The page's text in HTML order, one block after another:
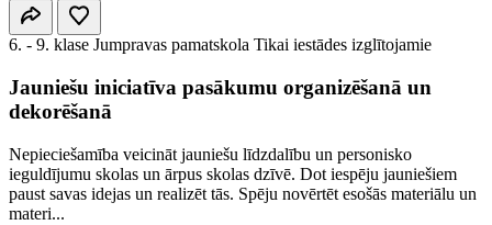
6. - 9. klase Jumpravas pamatskola Tikai iestādes izglītojamie
Jauniešu iniciatīva pasākumu organizēšanā un
dekorēšanā
Nepieciešamība veicināt jauniešu līdzdalību un personisko
ieguldījumu skolas un ārpus skolas dzīvē. Dot iespēju jauniešiem
paust savas idejas un realizēt tās. Spēju novērtēt esošās materiālu un
materi...